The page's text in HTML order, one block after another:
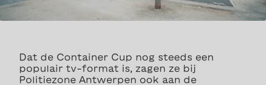
Dat de Container Cup nog steeds een
populair tv-format is, zagen ze bij
Politiezone Antwerpen ook aan de